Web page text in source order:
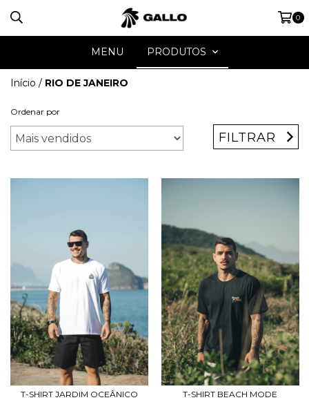
0
MENU PRODUTOS
Início / RIO DE JANEIRO
Ordenar por
FILTRAR
T-SHIRT JARDIM OCEÂNICO T-SHIRT BEACH MODE